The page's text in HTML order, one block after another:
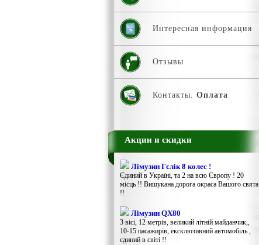
Интересная информация
Отзывы
Контакты. Оплата
Акции и скидки
Лімузин Гєлік 8 колес !
Єдиний в Україні, та 2 на всю Європу ! 20
місць !! Вишукана дорога окраса Вашого свята
!!
Лімузин QX80
3 вісі, 12 метрів, великий літній майданчик,,
10-15 пасажирів, ексклюзивний автомобіль ,
єдиний в світі !!